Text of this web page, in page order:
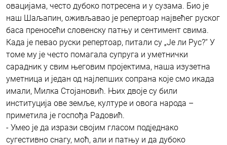
овацијама, често дубоко потресена и у сузама. Био је
наш Шаљапин, оживљавао је репертоар највећег руског
баса преносећи словенску патњу и сентимент свима.
Када је певао руски репертоар, питали су „Је ли Рус?“ У
томе му је често помагала супруга и уметнички
сарадник у свим његовим пројектима, наша изузетна
уметница и један од најлепших сопрана које смо икада
имали, Милка Стојановић. Њих двоје су били
институција ове земље, културе и овога народа –
приметила је госпођа Радовић.
- Умео је да изрази својим гласом подједнако
сугестивно снагу, моћ, али и патњу и да дубоко